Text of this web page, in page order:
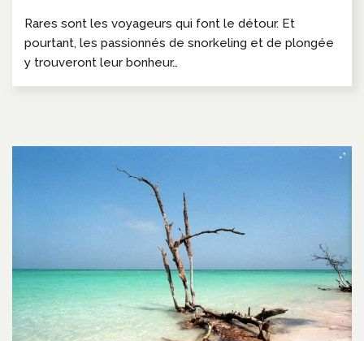
Rares sont les voyageurs qui font le détour. Et
pourtant, les passionnés de snorkeling et de plongée
y trouveront leur bonheur…